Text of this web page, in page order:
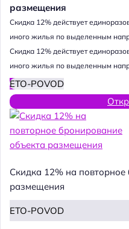
размещения
Cкидка 12% действует
иного жилья по выделенным
Cкидка 12% действует
иного жилья по выделенным
ETO-POVOD
Скидка 12% на
размещения
ETO-POVOD